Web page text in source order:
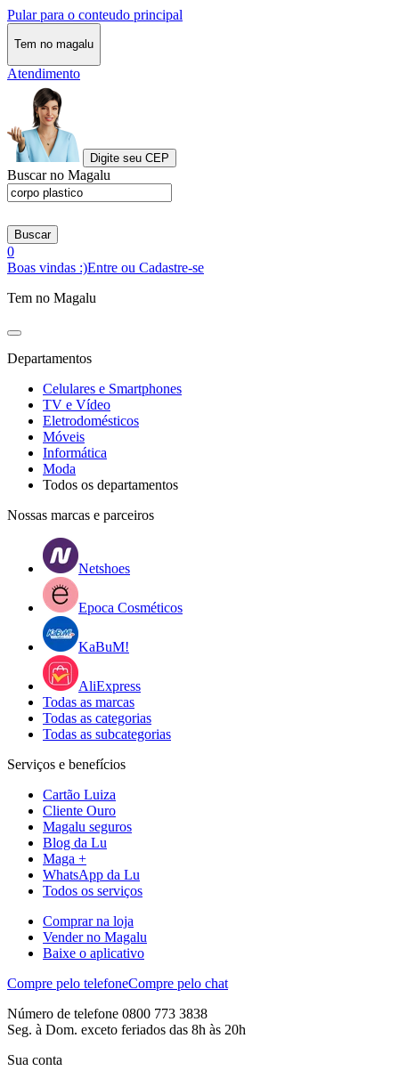
Pular para o conteudo principal
Tem no magalu
Atendimento
Digite seu CEP
Buscar no Magalu
Buscar
0
Boas vindas :)Entre ou Cadastre-se
Tem no Magalu
Departamentos
Celulares e Smartphones
TV e Vídeo
Eletrodomésticos
Móveis
Informática
Moda
Todos os departamentos
Nossas marcas e parceiros
Netshoes
Epoca Cosméticos
KaBuM!
AliExpress
Todas as marcas
Todas as categorias
Todas as subcategorias
Serviços e benefícios
Cartão Luiza
Cliente Ouro
Magalu seguros
Blog da Lu
Maga +
WhatsApp da Lu
Todos os serviços
Comprar na loja
Vender no Magalu
Baixe o aplicativo
Compre pelo telefoneCompre pelo chat
Número de telefone 0800 773 3838
Seg. à Dom. exceto feriados das 8h às 20h
Sua conta